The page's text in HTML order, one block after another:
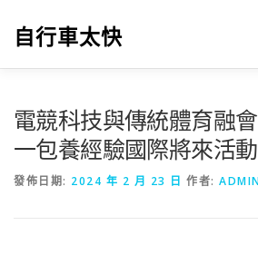
自行車太快
電競科技與傳統體育融
一包養經驗國際將來活
發佈日期: 2024 年 2 月 23 日 作者: